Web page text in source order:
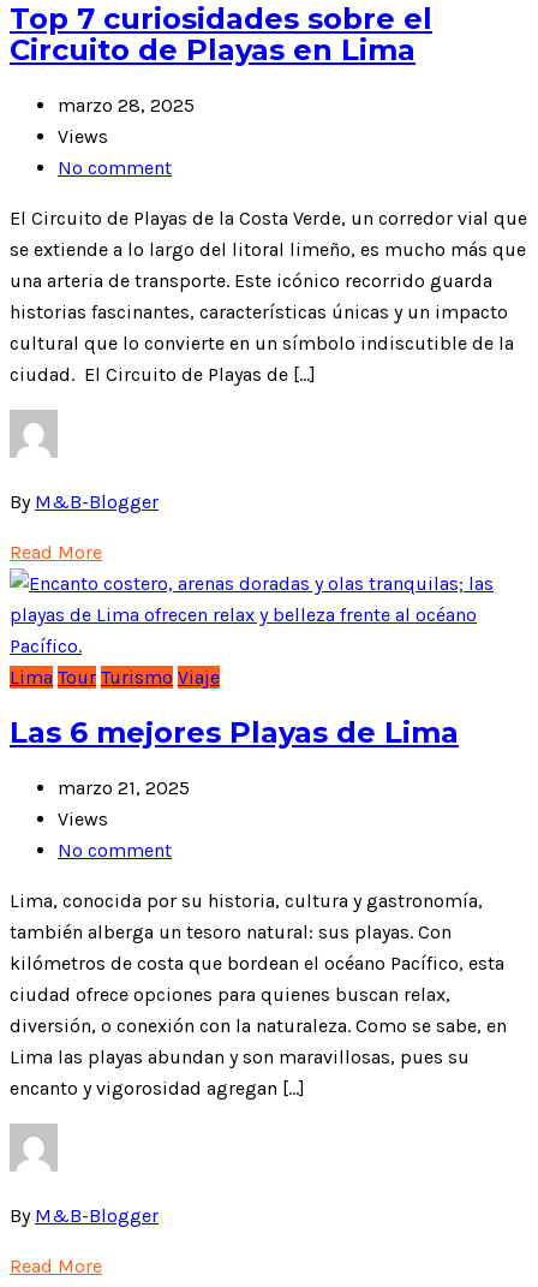
Top 7 curiosidades sobre el
Circuito de Playas en Lima
marzo 28, 2025
Views
No comment
El Circuito de Playas de la Costa Verde, un corredor vial que
se extiende a lo largo del litoral limeño, es mucho más que
una arteria de transporte. Este icónico recorrido guarda
historias fascinantes, características únicas y un impacto
cultural que lo convierte en un símbolo indiscutible de la
ciudad. El Circuito de Playas de […]
By M&B-Blogger
Read More
Lima Tour Turismo Viaje
Las 6 mejores Playas de Lima
marzo 21, 2025
Views
No comment
Lima, conocida por su historia, cultura y gastronomía,
también alberga un tesoro natural: sus playas. Con
kilómetros de costa que bordean el océano Pacífico, esta
ciudad ofrece opciones para quienes buscan relax,
diversión, o conexión con la naturaleza. Como se sabe, en
Lima las playas abundan y son maravillosas, pues su
encanto y vigorosidad agregan […]
By M&B-Blogger
Read More